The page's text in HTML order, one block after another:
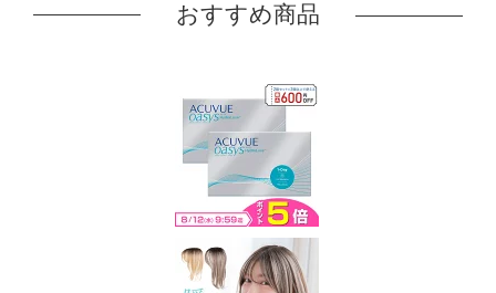
おすすめ商品